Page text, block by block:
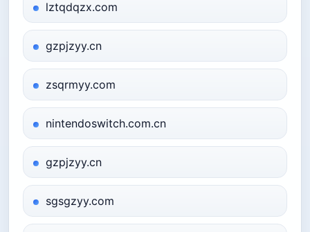
lztqdqzx.com
gzpjzyy.cn
zsqrmyy.com
nintendoswitch.com.cn
gzpjzyy.cn
sgsgzyy.com